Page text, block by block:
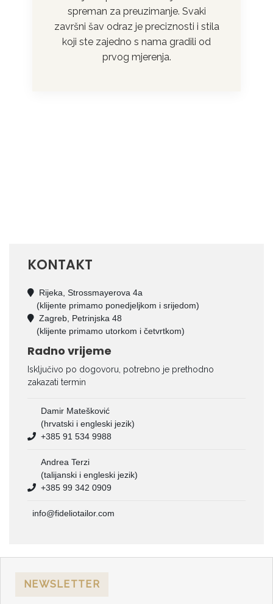
spreman za preuzimanje. Svaki
završni šav odraz je preciznosti i stila
koji ste zajedno s nama gradili od
prvog mjerenja.
KONTAKT
Rijeka, Strossmayerova 4a
(klijente primamo ponedjeljkom i srijedom)
Zagreb, Petrinjska 48
(klijente primamo utorkom i četvrtkom)
Radno vrijeme
Isključivo po dogovoru, potrebno je prethodno
zakazati termin
Damir Matešković
(hrvatski i engleski jezik)
+385 91 534 9988
Andrea Terzi
(talijanski i engleski jezik)
+385 99 342 0909
info@fideliotailor.com
NEWSLETTER